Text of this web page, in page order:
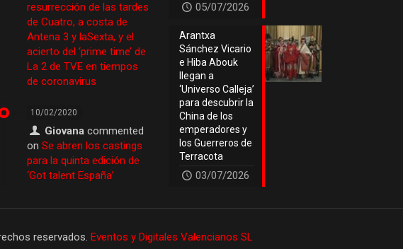
resurrección de las tardes
de Cuatro, a costa de
Antena 3 y laSexta, y el
acierto del ‘prime time’ de
La 2 de TVE en tiempos
de coronavirus
10/02/2020
Giovana commented
on Se abren los castings
para la quinta edición de
‘Got talent España’
05/07/2026
Arantxa
Sánchez Vicario
e Hiba Abouk
llegan a
‘Universo Calleja’
para descubrir la
China de los
emperadores y
los Guerreros de
Terracota
03/07/2026
reservados. Eventos y Digitales Valencianos SL